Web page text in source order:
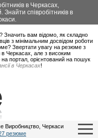
в Черкасах,
співробітників в
Значить вам відомо, як складно
з мінімальним досвідом роботи
Звертати увагу на резюме з
в Черкасах, але з високим
портал, орієнтований на пошук
в Черкасах!
Виробництво, Черкаси
резюме